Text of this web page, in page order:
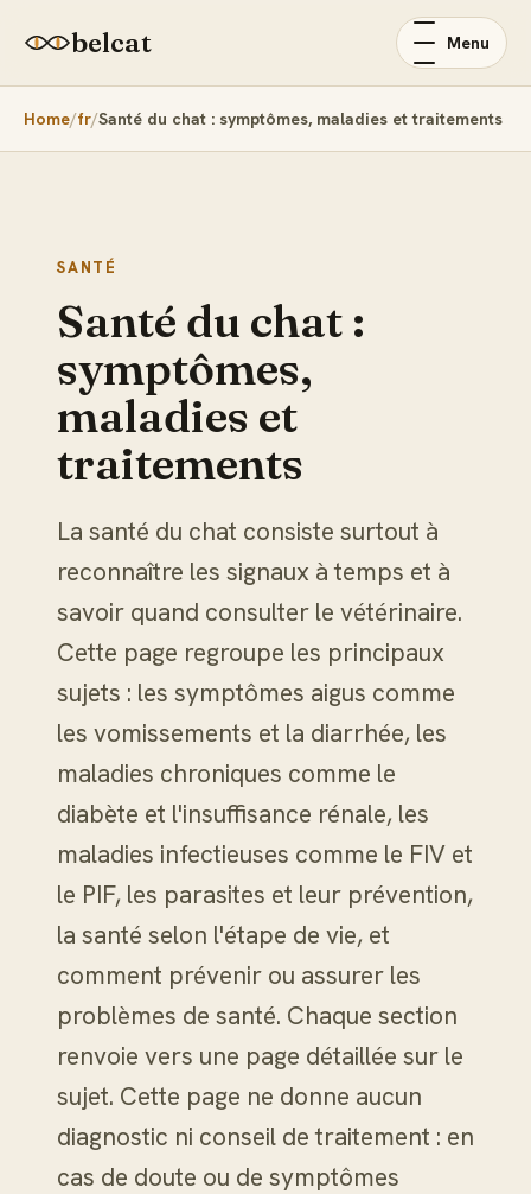
belcat Menu
Home fr Santé du chat : symptômes, maladies et traitements
SANTÉ
Santé du chat :
symptômes,
maladies et
traitements
La santé du chat consiste surtout à
reconnaître les signaux à temps et à
savoir quand consulter le vétérinaire.
Cette page regroupe les principaux
sujets : les symptômes aigus comme
les vomissements et la diarrhée, les
maladies chroniques comme le
diabète et l'insuffisance rénale, les
maladies infectieuses comme le FIV et
le PIF, les parasites et leur prévention,
la santé selon l'étape de vie, et
comment prévenir ou assurer les
problèmes de santé. Chaque section
renvoie vers une page détaillée sur le
sujet. Cette page ne donne aucun
diagnostic ni conseil de traitement : en
cas de doute ou de symptômes